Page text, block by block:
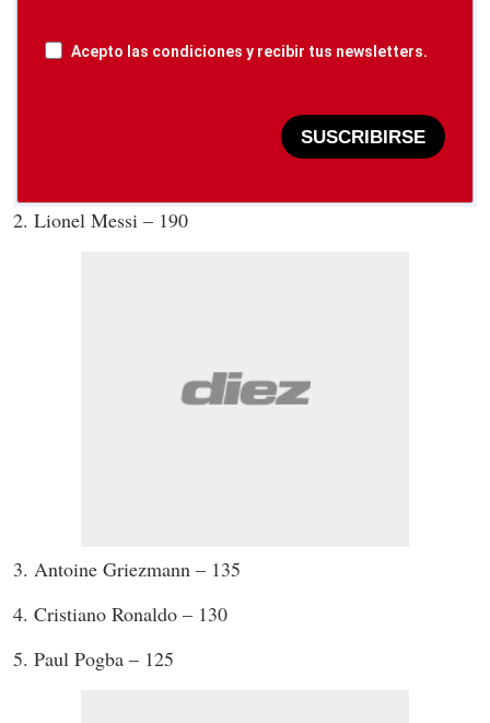
Acepto las condiciones y recibir tus newsletters.
SUSCRIBIRSE
2. Lionel Messi – 190
3. Antoine Griezmann – 135
4. Cristiano Ronaldo – 130
5. Paul Pogba – 125